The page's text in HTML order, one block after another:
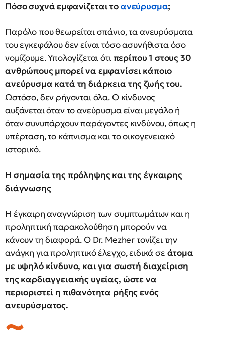
Πόσο συχνά εμφανίζεται τοανεύρυσμα;
Παρόλο που θεωρείται σπάνιο, τα ανευρύσματα
του εγκεφάλου δεν είναι τόσο ασυνήθιστα όσο
νομίζουμε. Υπολογίζεται ότιπερίπου 1 στους 30
ανθρώπους μπορεί να εμφανίσει κάποιο
ανεύρυσμα κατά τη διάρκεια της ζωής του.
Ωστόσο, δεν ρήγονται όλα. Ο κίνδυνος
αυξάνεται όταν το ανεύρυσμα είναι μεγάλο ή
όταν συνυπάρχουν παράγοντες κινδύνου, όπως η
υπέρταση, το κάπνισμα και το οικογενειακό
ιστορικό.
Η σημασία της πρόληψης και της έγκαιρης
διάγνωσης
Η έγκαιρη αναγνώριση των συμπτωμάτων και η
προληπτική παρακολούθηση μπορούν να
κάνουν τη διαφορά. Ο Dr. Mezher τονίζει την
ανάγκη για προληπτικό έλεγχο, ειδικά σε άτομα
με υψηλό κίνδυνο, και για σωστή διαχείριση
της καρδιαγγειακής υγείας, ώστε να
περιοριστεί η πιθανότητα ρήξης ενός
ανευρύσματος.